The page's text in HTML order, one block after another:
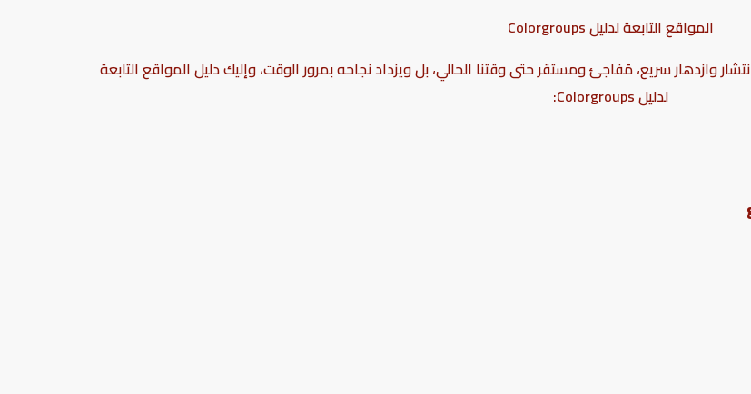
المواقع التابعة لدليلColorgroups
وازدهار سريع، مُفاجئ ومستقر حتى وقتنا الحالي، بل ويزداد نجاحه بمرور الوقت، وإليك دليل المواقع التابعة
لدليل Colorgroups: